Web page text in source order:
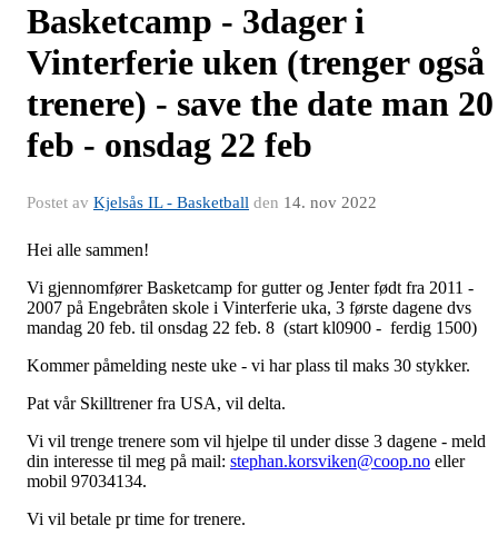
Basketcamp - 3dager i
Vinterferie uken (trenger også
trenere) - save the date man 20
feb - onsdag 22 feb
Postet av Kjelsås IL - Basketball den 14. nov 2022
Hei alle sammen!
Vi gjennomfører Basketcamp for gutter og Jenter født fra 2011 -
2007 på Engebråten skole i Vinterferie uka, 3 første dagene dvs
mandag 20 feb. til onsdag 22 feb. 8 (start kl0900 - ferdig 1500)
Kommer påmelding neste uke - vi har plass til maks 30 stykker.
Pat vår Skilltrener fra USA, vil delta.
Vi vil trenge trenere som vil hjelpe til under disse 3 dagene - meld
din interesse til meg på mail: stephan.korsviken@coop.no eller
mobil 97034134.
Vi vil betale pr time for trenere.